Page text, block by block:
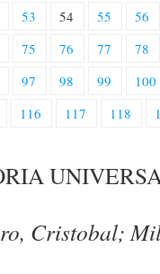
53 54 55
56
75 76 77
78
97 98 99
100
116 117 118
Cristobal;